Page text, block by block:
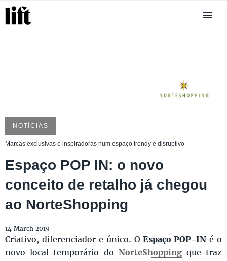
NOTÍCIAS
Marcas exclusivas e inspiradoras num espaço trendy e disruptivo
Espaço POP IN: o novo
conceito de retalho já chegou
ao NorteShopping
14 March 2019
Criativo, diferenciador e único. OEspaço POP-IN é o
novo local temporário do NorteShoppingque traz